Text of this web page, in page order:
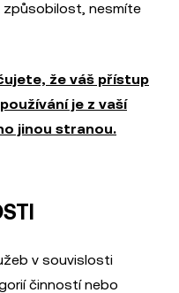
nesmíte
že váš přístup
je z vaší
jinou stranou.
v souvislosti
činností nebo